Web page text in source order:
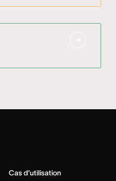
Cas d’utilisation